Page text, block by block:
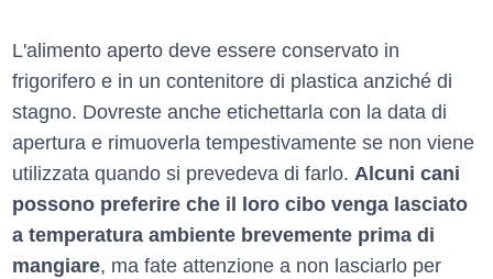
L'alimento aperto deve essere conservato in
frigorifero e in un contenitore di plastica anziché di
stagno. Dovreste anche etichettarla con la data di
apertura e rimuoverla tempestivamente se non viene
utilizzata quando si prevedeva di farlo. Alcuni cani
possono preferire che il loro cibo venga lasciato
a temperatura ambiente brevemente prima di
mangiare, ma fate attenzione a non lasciarlo per